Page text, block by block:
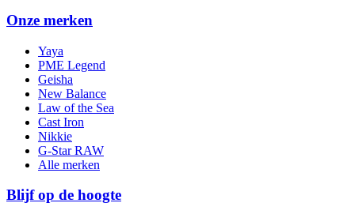
Onze merken
Yaya
PME Legend
Geisha
New Balance
Law of the Sea
Cast Iron
Nikkie
G-Star RAW
Alle merken
Blijf op de hoogte